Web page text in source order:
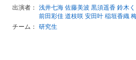
出演者：
浅井七海 佐藤美波 黒須遥香 鈴木
前田彩佳 道枝咲 安田叶 稲垣香織
チーム：
研究生